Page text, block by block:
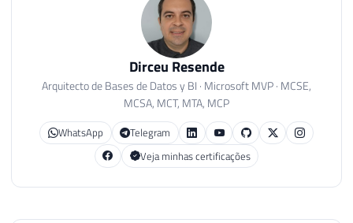
Dirceu Resende
Arquitecto de Bases de Datos y BI · Microsoft MVP · MCSE,
MCSA, MCT, MTA, MCP
WhatsApp
Telegram
Veja minhas certificações